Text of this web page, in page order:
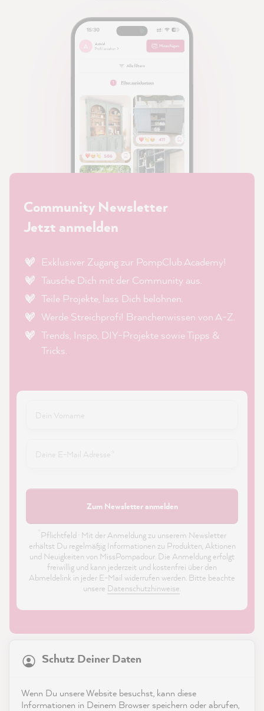
Community Newsletter
Jetzt anmelden
Exklusiver Zugang zur PompClub Academy!
Tausche Dich mit der Community aus.
Teile Projekte, lass Dich belohnen.
Werde Streichprofi! Branchenwissen von A-Z.
Trends, Inspo, DIY-Projekte sowie Tipps &
Tricks.
Zum Newsletter anmelden
Pflichtfeld · Mit der Anmeldung zu unserem Newsletter
erhältst Du regelmäßig Informationen zu Produkten, Aktionen
und Neuigkeiten von MissPompadour. Die Anmeldung erfolgt
freiwillig und kann jederzeit und kostenfrei über den
Abmeldelink in jeder E-Mail widerrufen werden. Bitte beachte
unsere Datenschutzhinweise.
Schutz Deiner Daten
Wenn Du unsere Website besuchst, kann diese
Informationen in Deinem Browser speichern oder abrufen,
21.861Bewertungen
reviews-io